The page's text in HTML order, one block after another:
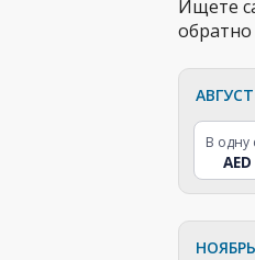
Ищете
обратно
АВГУСТ
В одну
НОЯБРЬ